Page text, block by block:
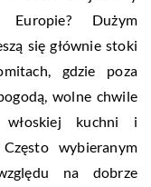
Dużym
się głównie stoki
gdzie poza
wolne chwile
włoskiej kuchni i
wybieranym
na dobrze